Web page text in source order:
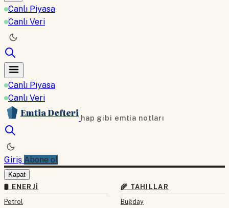
Canlı Piyasa
Canlı Veri
Canlı Piyasa
Canlı Veri
Emtia Defteri hap gibi emtia notları
Giriş Abone ol
Kapat
🛢 ENERJI
Petrol
🌾 TAHILLAR
Buğday